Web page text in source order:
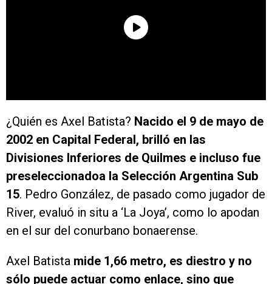
¿Quién es Axel Batista? Nacido el 9 de mayo de
2002 en Capital Federal, brilló en las
Divisiones Inferiores de Quilmes e incluso fue
preseleccionadoa la Selección Argentina Sub
15. Pedro González, de pasado como jugador de
River, evaluó in situ a ‘La Joya’, como lo apodan
en el sur del conurbano bonaerense.
Axel Batista mide 1,66 metro, es diestro y no
sólo puede actuar como enlace, sino que